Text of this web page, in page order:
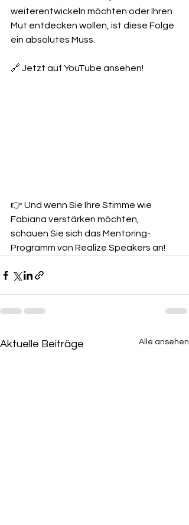
weiterentwickeln möchten oder Ihren
Mut entdecken wollen, ist diese Folge
ein absolutes Muss.
🔗 Jetzt auf YouTube ansehen!
👉 Und wenn Sie Ihre Stimme wie
Fabiana verstärken möchten,
schauen Sie sich das Mentoring-
Programm von Realize Speakers an!
Aktuelle Beiträge Alle ansehen